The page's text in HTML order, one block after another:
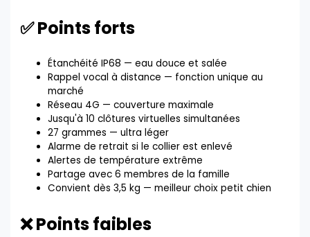
✅ Points forts
Étanchéité IP68 — eau douce et salée
Rappel vocal à distance — fonction unique au
marché
Réseau 4G — couverture maximale
Jusqu'à 10 clôtures virtuelles simultanées
27 grammes — ultra léger
Alarme de retrait si le collier est enlevé
Alertes de température extrême
Partage avec 6 membres de la famille
Convient dès 3,5 kg — meilleur choix petit chien
❌ Points faibles